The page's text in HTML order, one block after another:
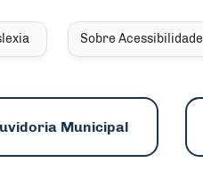
Sobre Acessibilidade
Municipal